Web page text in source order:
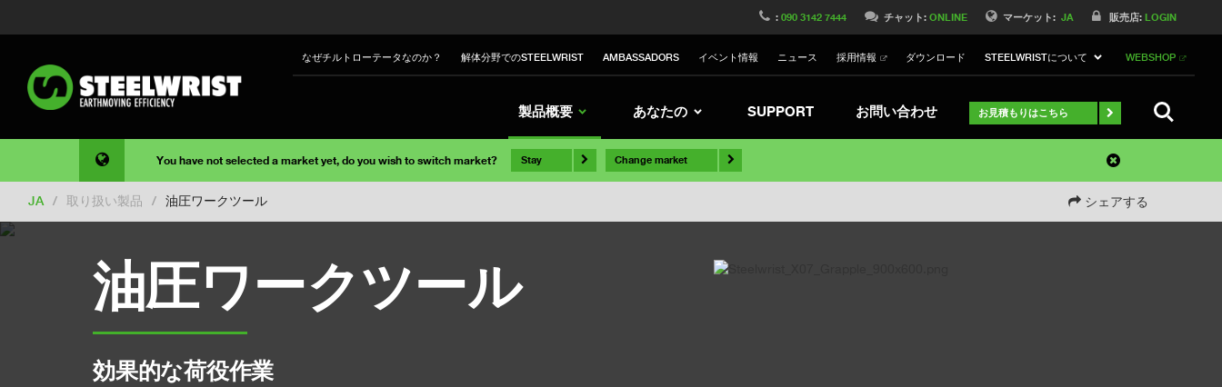
マーケット: JA 販売店: LOGIN
:090 3142 7444 チャット:ONLINE
なぜチルトローテータなのか？ 解体分野でのSTEELWRIST AMBASSADORS イベント情報 ニュース 採用情報 ダウンロード STEELWRISTについて WEBSHOP
製品概要 あなたの SUPPORT お問い合わせ お見積もりはこちら
You have not selected a market yet, do you wish to switch market? Stay Change market
JA / 取り扱い製品 / 油圧ワークツール シェアする
油圧ワークツール
効果的な荷役作業